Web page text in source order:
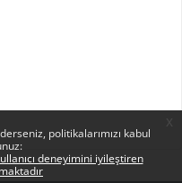
politikalarımızı kabul
deneyimini iyileştiren